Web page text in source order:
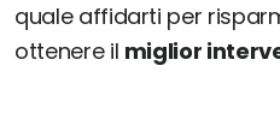
quale affidarti per
ottenere il miglior